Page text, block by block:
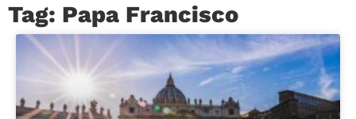
Tag: Papa Francisco